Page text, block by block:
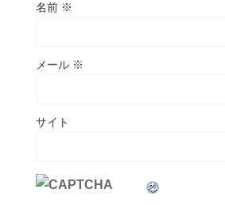
名前 ※
メール ※
サイト